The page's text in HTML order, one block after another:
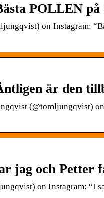
POLLEN
on Instagram:
är den
(@tomljungqvist)
jag och
on Instagram: “I